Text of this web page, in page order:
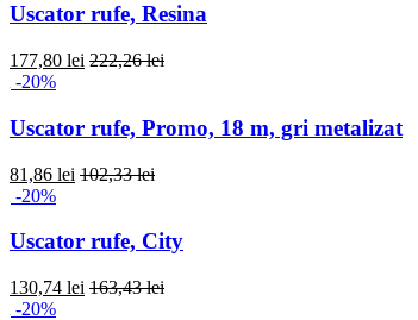
Uscator rufe, Resina
177,80 lei 222,26 lei
-20%
Uscator rufe, Promo, 18 m, gri metalizat
81,86 lei 102,33 lei
-20%
Uscator rufe, City
130,74 lei 163,43 lei
-20%